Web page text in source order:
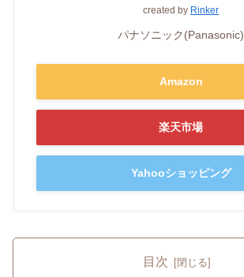
created by Rinker
パナソニック(Panasonic)
Amazon
楽天市場
Yahooショッピング
目次